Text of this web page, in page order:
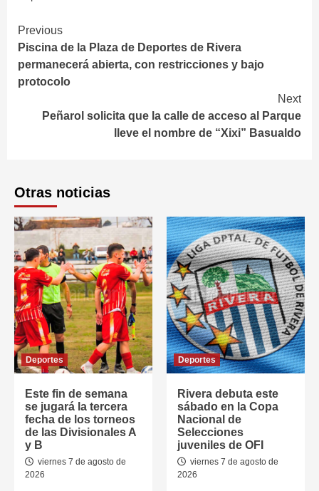
Continue
Reading
Previous
Piscina de la Plaza de Deportes de Rivera
permanecerá abierta, con restricciones y bajo
protocolo
Next
Peñarol solicita que la calle de acceso al Parque
lleve el nombre de “Xixi” Basualdo
Otras noticias
Deportes
Este fin de semana
se jugará la tercera
fecha de los torneos
de las Divisionales A
y B
viernes 7 de agosto de
2026
Deportes
Rivera debuta este
sábado en la Copa
Nacional de
Selecciones
juveniles de OFI
viernes 7 de agosto de
2026